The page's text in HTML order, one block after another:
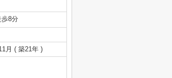
歩8分
月 ( 築21年 )